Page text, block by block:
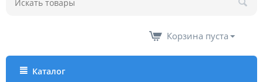
Корзина пуста
Каталог